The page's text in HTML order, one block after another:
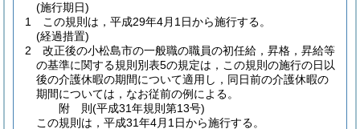
(施行期日)
1
この規則は，平成29年4月1日から施行する。
(経過措置)
2
改正後の小松島市の一般職の職員の初任給，昇格，昇給等
の基準に関する規則別表5の規定は，この規則の施行の日以
後の介護休暇の期間について適用し，同日前の介護休暇の
期間については，なお従前の例による。
附 則(平成31年規則第13号)
この規則は，平成31年4月1日から施行する。